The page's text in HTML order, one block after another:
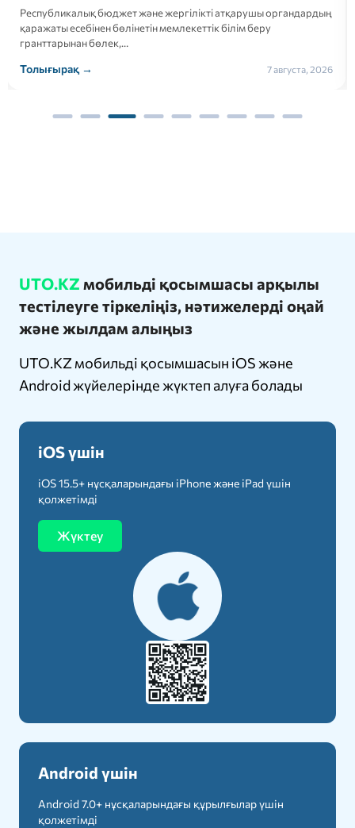
Республикалық бюджет және жергілікті атқарушы органдардың
қаражаты есебінен бөлінетін мемлекеттік білім беру
гранттарынан бөлек,…
Толығырақ → 7 августа, 2026
UTO.KZ мобильді қосымшасы арқылы
тестілеуге тіркеліңіз, нәтижелерді оңай
және жылдам алыңыз
UTO.KZ мобильді қосымшасын iOS және
Android жүйелерінде жүктеп алуға болады
iOS үшін
iOS 15.5+ нұсқаларындағы iPhone және iPad үшін
қолжетімді
Жүктеу
Android үшін
Android 7.0+ нұсқаларындағы құрылғылар үшін
қолжетімді